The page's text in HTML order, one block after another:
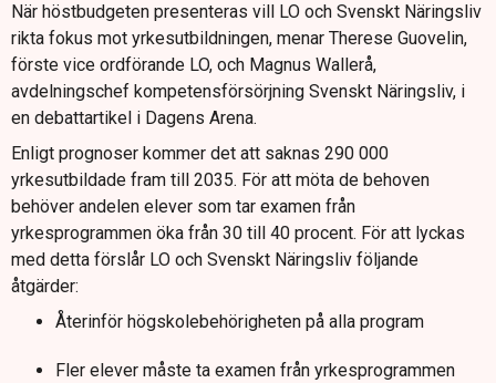
När höstbudgeten presenteras vill LO och Svenskt Näringsliv
rikta fokus mot yrkesutbildningen, menar Therese Guovelin,
förste vice ordförande LO, och Magnus Wallerå,
avdelningschef kompetensförsörjning Svenskt Näringsliv, i
en debattartikel i Dagens Arena.
Enligt prognoser kommer det att saknas 290 000
yrkesutbildade fram till 2035. För att möta de behoven
behöver andelen elever som tar examen från
yrkesprogrammen öka från 30 till 40 procent. För att lyckas
med detta förslår LO och Svenskt Näringsliv följande
åtgärder:
Återinför högskolebehörigheten på alla program
Fler elever måste ta examen från yrkesprogrammen